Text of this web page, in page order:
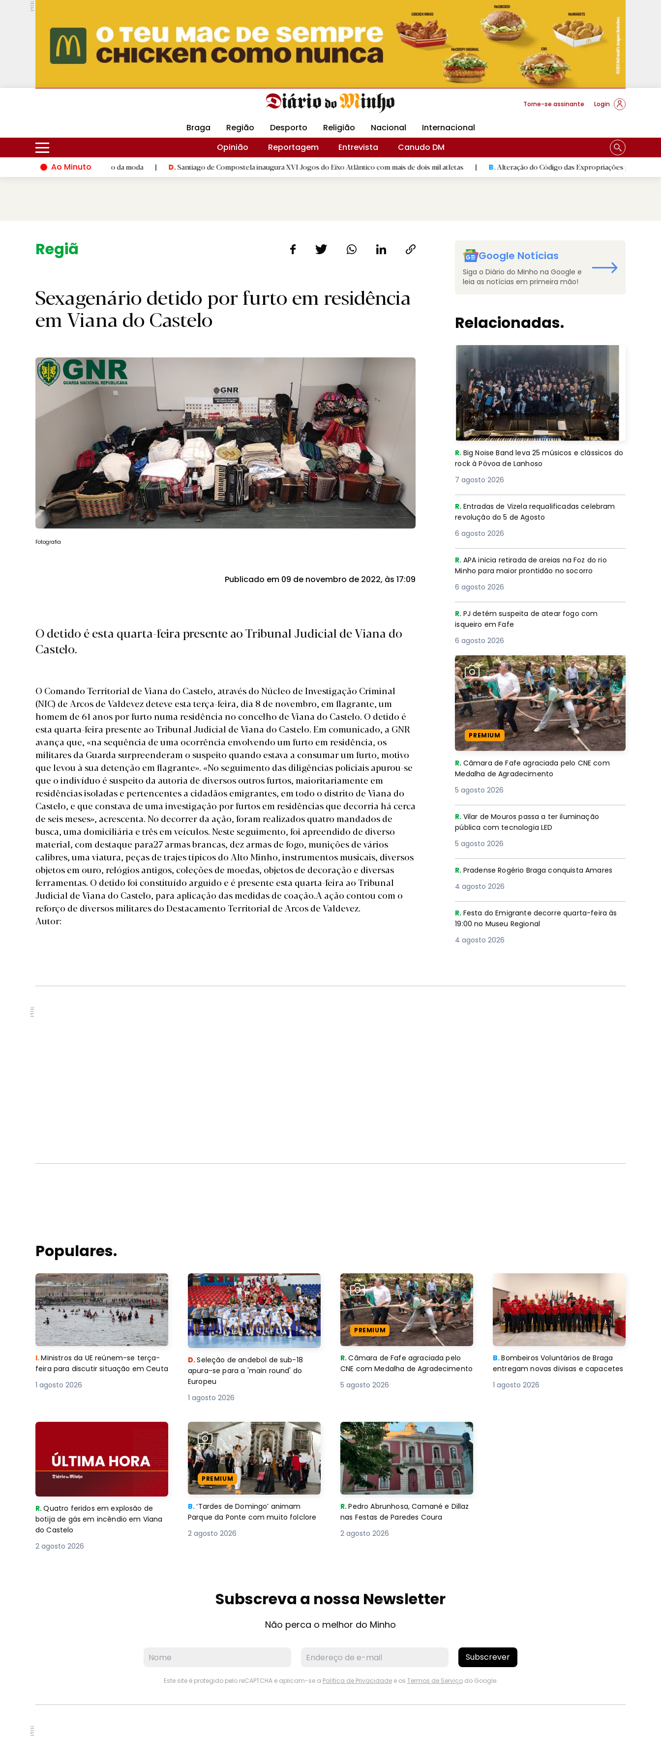
PUB.
Hoje 17ºC 24ºC DMtv Revista Minha Gráfica DM Livraria DM Arquidiocese Braga
Torne-se assinante Login
Braga Região Desporto Religião Nacional
Internacional
Opinião
Reportagem Entrevista
Canudo DM
Ao Minuto
à inovação do mundo da moda | D.Santiago de Compostela inaugura XVI Jogos do Eixo Atlântico com mais de dois mil atletas | B.Alteração do Código das Expropriações pode ajudar construção
Região.
Sexagenário detido por furto em residência
em Viana do Castelo
Fotografia
Publicado em 09 de novembro de 2022, às 17:09
O detido é esta quarta-feira presente ao Tribunal Judicial de Viana do
Castelo.
O Comando Territorial de Viana do Castelo, através do Núcleo de Investigação Criminal
(NIC) de Arcos de Valdevez deteve esta terça-feira, dia 8 de novembro, em flagrante, um
homem de 61 anos por furto numa residência no concelho de Viana do Castelo. O detido é
esta quarta-feira presente ao Tribunal Judicial de Viana do Castelo. Em comunicado, a GNR
avança que, «na sequência de uma ocorrência envolvendo um furto em residência, os
militares da Guarda surpreenderam o suspeito quando estava a consumar um furto, motivo
que levou à sua detenção em flagrante». «No seguimento das diligências policiais apurou-se
que o indivíduo é suspeito da autoria de diversos outros furtos, maioritariamente em
residências isoladas e pertencentes a cidadãos emigrantes, em todo o distrito de Viana do
Castelo, e que constava de uma investigação por furtos em residências que decorria há cerca
de seis meses», acrescenta. No decorrer da ação, foram realizados quatro mandados de
busca, uma domiciliária e três em veículos. Neste seguimento, foi apreendido de diverso
material, com destaque para27 armas brancas, dez armas de fogo, munições de vários
calibres, uma viatura, peças de trajes típicos do Alto Minho, instrumentos musicais, diversos
objetos em ouro, relógios antigos, coleções de moedas, objetos de decoração e diversas
ferramentas. O detido foi constituído arguido e é presente esta quarta-feira ao Tribunal
Judicial de Viana do Castelo, para aplicação das medidas de coação.A ação contou com o
reforço de diversos militares do Destacamento Territorial de Arcos de Valdevez.
Autor:
Google Notícias
Siga o Diário do Minho na Google e
leia as notícias em primeira mão!
Relacionadas.
R. Big Noise Band leva 25 músicos e clássicos do
rock à Póvoa de Lanhoso
7 agosto 2026
R. Entradas de Vizela requalificadas celebram
revolução do 5 de Agosto
6 agosto 2026
R. APA inicia retirada de areias na Foz do rio
Minho para maior prontidão no socorro
6 agosto 2026
R. PJ detém suspeita de atear fogo com
isqueiro em Fafe
6 agosto 2026
PREMIUM
R. Câmara de Fafe agraciada pelo CNE com
Medalha de Agradecimento
5 agosto 2026
R. Vilar de Mouros passa a ter iluminação
pública com tecnologia LED
5 agosto 2026
R. Pradense Rogério Braga conquista Amares
4 agosto 2026
R. Festa do Emigrante decorre quarta-feira às
19:00 no Museu Regional
4 agosto 2026
PUB.
Populares.
I.Ministros da UE reúnem-se terça-
feira para discutir situação em Ceuta
1 agosto 2026
D.Seleção de andebol de sub-18
apura-se para a 'main round' do
Europeu
1 agosto 2026
PREMIUM
R.Câmara de Fafe agraciada pelo
CNE com Medalha de Agradecimento
5 agosto 2026
B.Bombeiros Voluntários de Braga
entregam novas divisas e capacetes
1 agosto 2026
R.Quatro feridos em explosão de
botija de gás em incêndio em Viana
do Castelo
2 agosto 2026
PREMIUM
B.‘Tardes de Domingo’ animam
Parque da Ponte com muito folclore
2 agosto 2026
R.Pedro Abrunhosa, Camané e Dillaz
nas Festas de Paredes Coura
2 agosto 2026
Subscreva a nossa Newsletter
Não perca o melhor do Minho
Subscrever
Este site é protegido pelo reCAPTCHA e aplicam-se a Política de Privacidadee os Termos de Serviçodo Google.
PUB.